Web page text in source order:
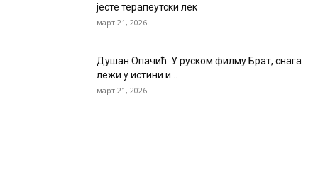
јесте терапеутски лек
март 21, 2026
Душан Опачић: У руском филму Брат, снага
лежи у истини и...
март 21, 2026